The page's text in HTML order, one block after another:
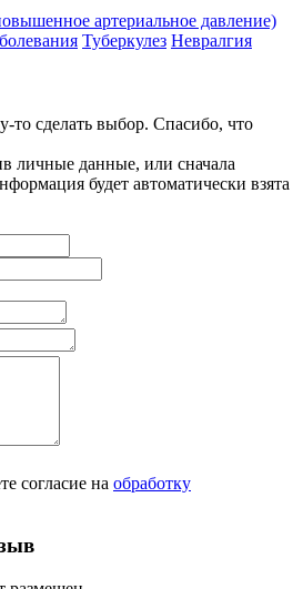
артериальное давление)
Туберкулез Невралгия
сделать выбор. Спасибо, что
личные данные, или сначала
будет автоматически взята
согласие на обработку